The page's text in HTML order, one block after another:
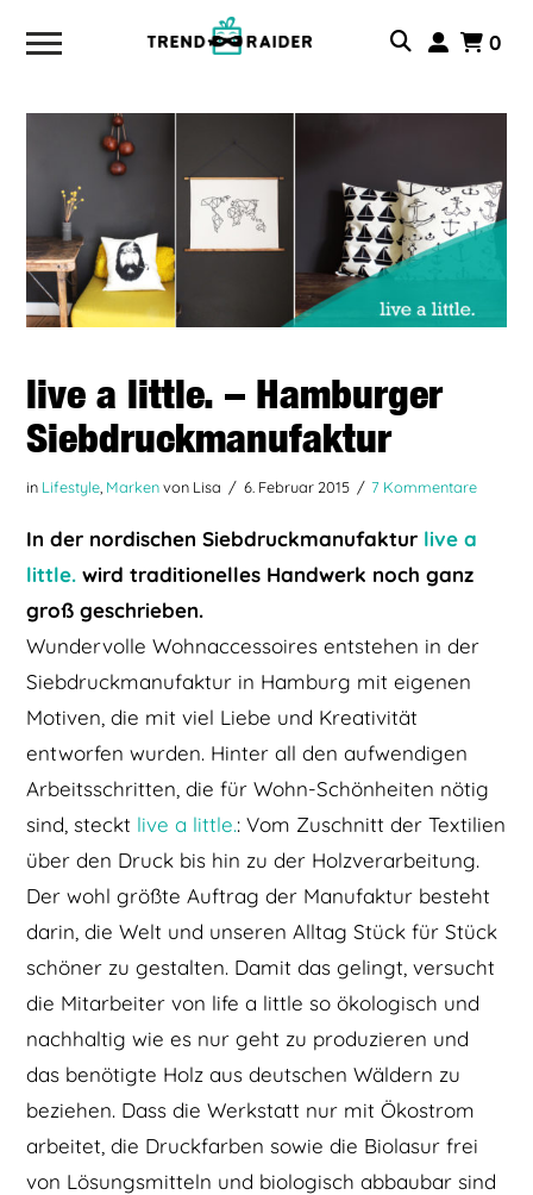
0
live a little. – Hamburger
Siebdruckmanufaktur
in Lifestyle, Markenvon Lisa 6. Februar 2015 7 Kommentare
In der nordischen Siebdruckmanufaktur live a
little. wird traditionelles Handwerk noch ganz
groß geschrieben.
Wundervolle Wohnaccessoires entstehen in der
Siebdruckmanufaktur in Hamburg mit eigenen
Motiven, die mit viel Liebe und Kreativität
entworfen wurden. Hinter all den aufwendigen
Arbeitsschritten, die für Wohn-Schönheiten nötig
sind, steckt live a little.: Vom Zuschnitt der Textilien
über den Druck bis hin zu der Holzverarbeitung.
Der wohl größte Auftrag der Manufaktur besteht
darin, die Welt und unseren Alltag Stück für Stück
schöner zu gestalten. Damit das gelingt, versucht
die Mitarbeiter von life a little so ökologisch und
nachhaltig wie es nur geht zu produzieren und
das benötigte Holz aus deutschen Wäldern zu
beziehen. Dass die Werkstatt nur mit Ökostrom
arbeitet, die Druckfarben sowie die Biolasur frei
von Lösungsmitteln und biologisch abbaubar sind